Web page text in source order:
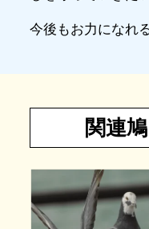
今後もお力になれ
関連